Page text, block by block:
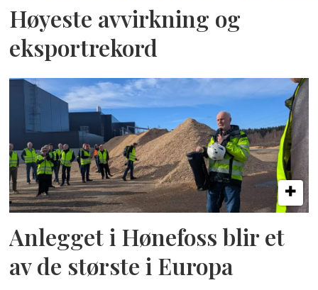
Høyeste avvirkning og
eksportrekord
Anlegget i Hønefoss blir et
av de største i Europa